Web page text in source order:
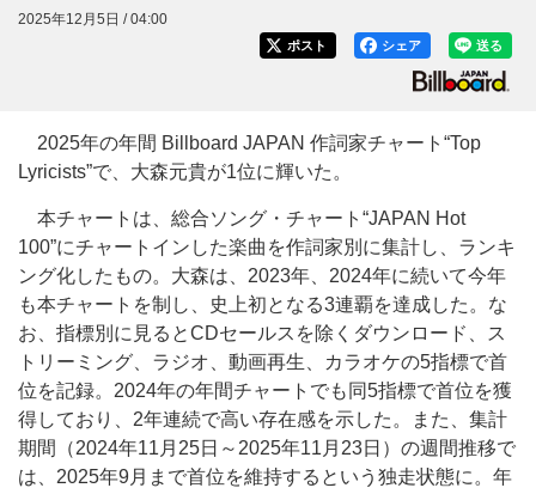
2025年12月5日 / 04:00
送る
シェア
ポスト
2025年の年間 Billboard JAPAN 作詞家チャート“Top
Lyricists”で、大森元貴が1位に輝いた。
本チャートは、総合ソング・チャート“JAPAN Hot
100”にチャートインした楽曲を作詞家別に集計し、ランキ
ング化したもの。大森は、2023年、2024年に続いて今年
も本チャートを制し、史上初となる3連覇を達成した。な
お、指標別に見るとCDセールスを除くダウンロード、ス
トリーミング、ラジオ、動画再生、カラオケの5指標で首
位を記録。2024年の年間チャートでも同5指標で首位を獲
得しており、2年連続で高い存在感を示した。また、集計
期間（2024年11月25日～2025年11月23日）の週間推移で
は、2025年9月まで首位を維持するという独走状態に。年